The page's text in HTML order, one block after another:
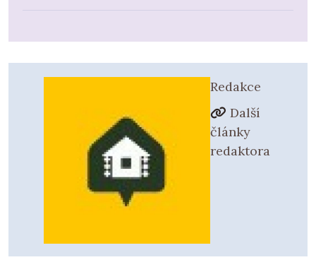
Redakce
Další
články
redaktora